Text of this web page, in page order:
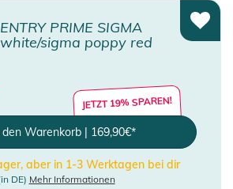
PRIME SIGMA
sigma poppy red
JETZT 19% SPAREN!
den Warenkorb | 169,90€*
aber in 1-3 Werktagen bei dir
DE) Mehr Informationen